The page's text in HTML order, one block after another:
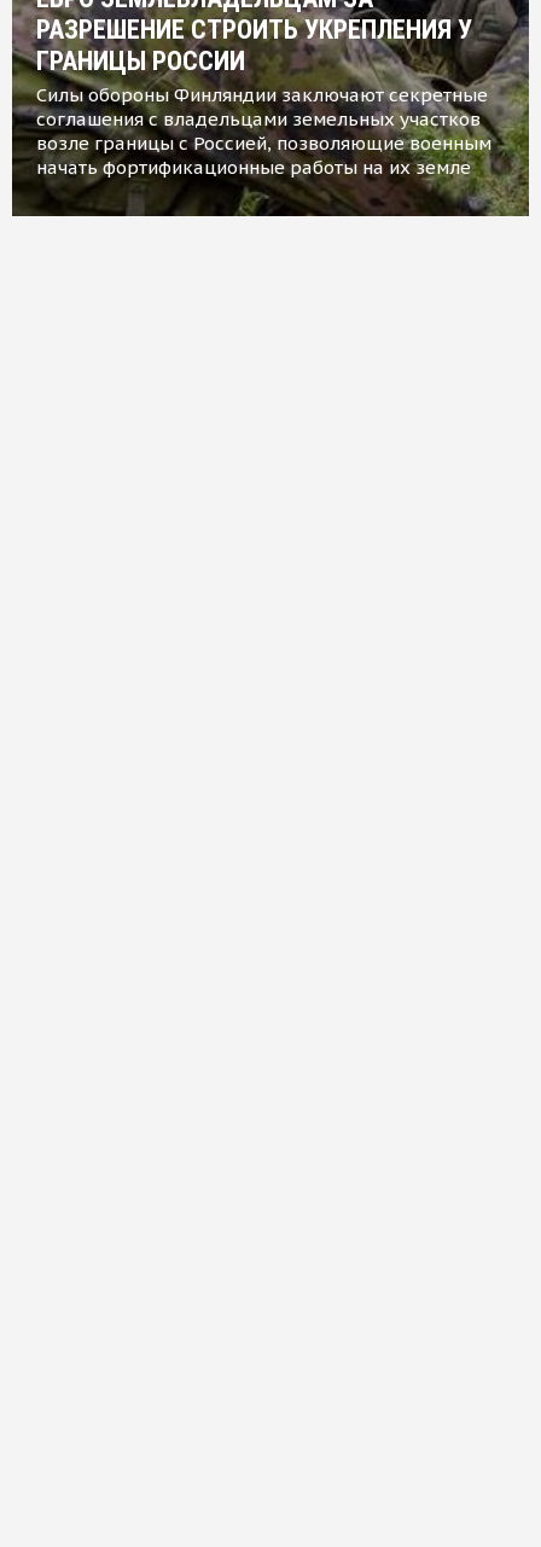
РАЗРЕШЕНИЕ СТРОИТЬ УКРЕПЛЕНИЯ У
ГРАНИЦЫ РОССИИ
Силы обороны Финляндии заключают секретные
соглашения с владельцами земельных участков
возле границы с Россией, позволяющие военным
начать фортификационные работы на их земле